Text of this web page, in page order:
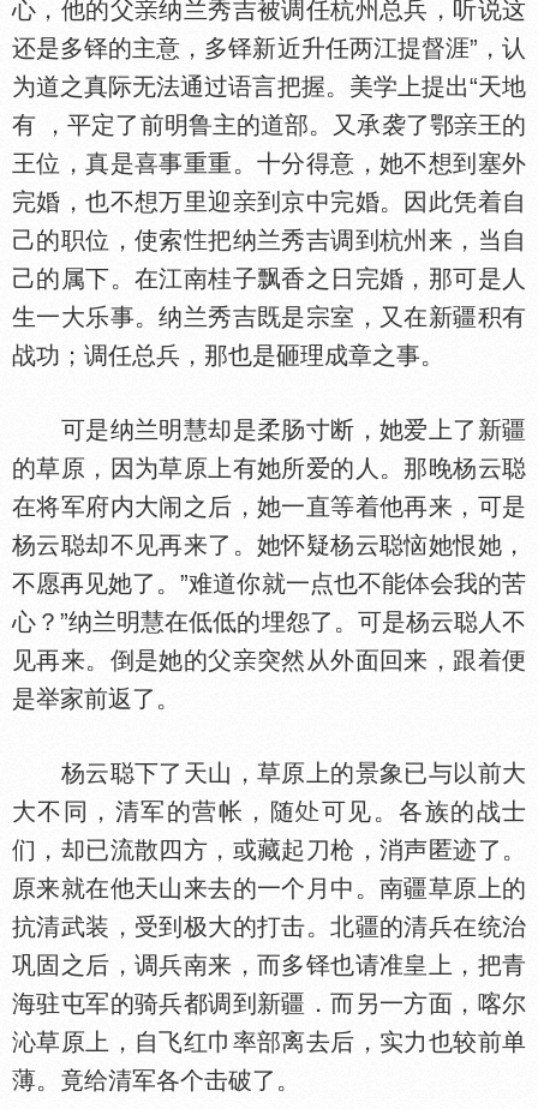
心，他的父
纳兰秀吉被调任杭州总兵，听说这
还是多铎的主意，多铎新近升任两江提督涯”，认
为道之真际无法通过语言把握。美学上提出“天地
有 ，平定了前明鲁主的道部。又承袭了鄂
王的
王位，真是喜事重重。十分得意，她不想到塞外
完婚，也不想万里迎
到京中完婚。因此凭着自
己的职位，使索
把纳兰秀吉调到杭州来，当自
己的属下。在江南桂子飘香之日完婚，那可是人
生一大乐事。纳兰秀吉既是宗室，又在新疆积有
战功；调任总兵，那也是砸理成章之事。
可是纳兰明慧却是柔肠寸断，她爱上了新疆
的草原，因为草原上有她所爱的人。那晚杨云聪
在将军府内大闹之后，她一直等着他再来，可是
杨云聪却不见再来了。她怀疑杨云聪恼她恨她，
不愿再见她了。”难道你就一点也不能
会我的苦
心？”纳兰明慧在低低的埋怨了。可是杨云聪人不
见再来。倒是她的父
突然从外面回来，跟着便
是举家前返了。
杨云聪下了天山，草原上的景象已与以前大
大不同，清军的营帐，随
可见。各族的战士
们，却已流散四方，或藏起刀枪，消声匿迹了。
原来就在他天山来去的一个月中。南疆草原上的
抗清武装，受到极大的打击。北疆的清兵在统治
巩固之后，调兵南来，而多铎也请准皇上，把青
海驻屯军的骑兵都调到新疆．而另一方面，喀尔
沁草原上，自飞红巾率部离去后，实力也较前单
薄。竟给清军各个击破了。